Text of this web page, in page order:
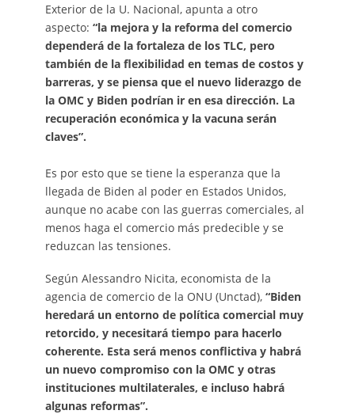
Exterior de la U. Nacional, apunta a otro
aspecto: “la mejora y la reforma del comercio
dependerá de la fortaleza de los TLC, pero
también de la flexibilidad en temas de costos y
barreras, y se piensa que el nuevo liderazgo de
la OMC y Biden podrían ir en esa dirección. La
recuperación económica y la vacuna serán
claves”.
Es por esto que se tiene la esperanza que la
llegada de Biden al poder en Estados Unidos,
aunque no acabe con las guerras comerciales, al
menos haga el comercio más predecible y se
reduzcan las tensiones.
Según Alessandro Nicita, economista de la
agencia de comercio de la ONU (Unctad), “Biden
heredará un entorno de política comercial muy
retorcido, y necesitará tiempo para hacerlo
coherente. Esta será menos conflictiva y habrá
un nuevo compromiso con la OMC y otras
instituciones multilaterales, e incluso habrá
algunas reformas”.